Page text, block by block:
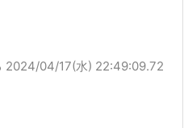
2024/04/17(水) 22:49:09.72